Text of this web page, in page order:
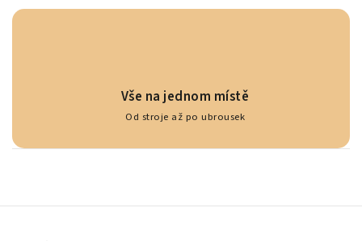
Vše na jednom místě
Od stroje až po ubrousek